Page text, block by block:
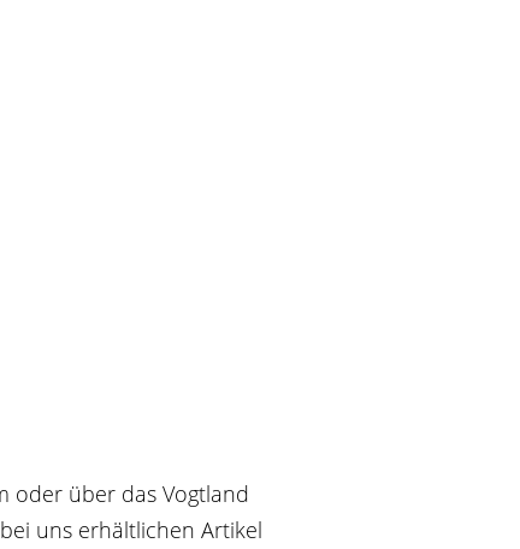
oder über das Vogtland
uns erhältlichen Artikel